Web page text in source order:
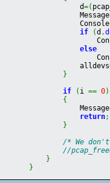
=(
if
(d .
else
}
if
( i == 0)
{
return;
}
/* We
//
}
}